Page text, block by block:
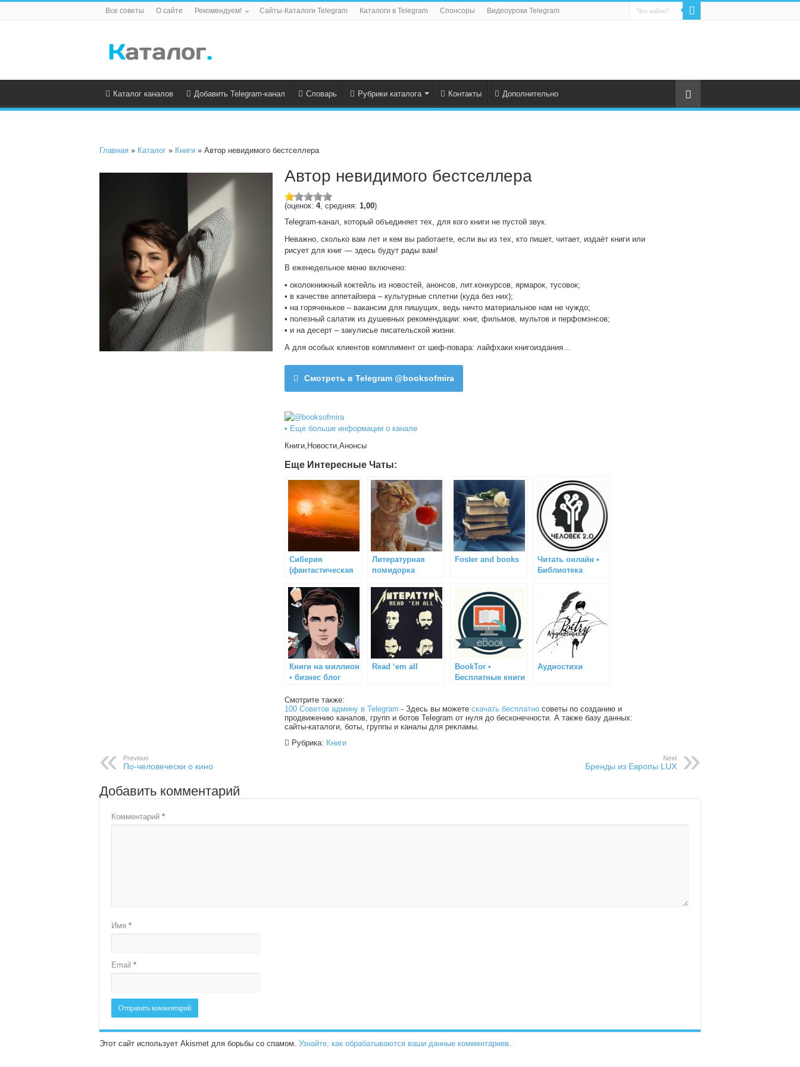
Все советы О сайте Рекомендуем! Сайты-Каталоги Telegram Каталоги в Telegram Спонсоры Видеоуроки Telegram
Каталог каналов Добавить Telegram-канал Словарь Рубрики каталога Контакты Дополнительно
Главная » Каталог » Книги » Автор невидимого бестселлера
Автор невидимого бестселлера
(оценок: 4, средняя: 1,00)
Telegram-канал, который объединяет тех, для кого книги не пустой звук.
Неважно, сколько вам лет и кем вы работаете, если вы из тех, кто пишет, читает, издаёт книги или
рисует для книг — здесь будут рады вам!
В еженедельное меню включено:
• околокнижный коктейль из новостей, анонсов, лит.конкурсов, ярмарок, тусовок;
• в качестве аппетайзера – культурные сплетни (куда без них);
• на горяченькое – вакансии для пишущих, ведь ничто материальное нам не чуждо;
• полезный салатик из душевных рекомендации: книг, фильмов, мультов и перфомэнсов;
• и на десерт – закулисье писательской жизни.
А для особых клиентов комплимент от шеф-повара: лайфхаки книгоиздания…
Смотреть в Telegram @booksofmira
• Еще больше информации о канале
Книги,Новости,Анонсы
Еще Интересные Чаты:
Сиберия
(фантастическая
Литературная
помидорка
Foster and books
Читать онлайн •
Библиотека
Книги на миллион
• бизнес блог
Read ‘em all
BookTor •
Бесплатные книги
Аудиостихи
Смотрите также:
100 Советов админу в Telegram - Здесь вы можете скачать бесплатно советы по созданию и
продвижению каналов, групп и ботов Telegram от нуля до бесконечности. А также базу данных:
сайты-каталоги, боты, группы и каналы для рекламы.
Рубрика: Книги
Previous
По-человечески о кино
Next
Бренды из Европы LUX
Добавить комментарий
Комментарий *
Имя *
Email *
Этот сайт использует Akismet для борьбы со спамом. Узнайте, как обрабатываются ваши данные комментариев.